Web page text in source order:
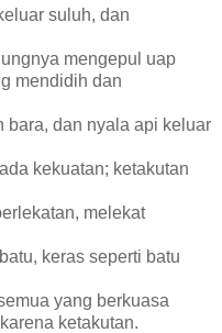
suluh, dan
mengepul uap
mendidih dan
bara, dan nyala api keluar
kekuatan; ketakutan
melekat
keras seperti batu
yang berkuasa
ketakutan.